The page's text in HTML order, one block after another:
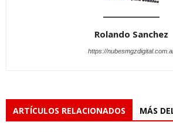
Rolando Sanchez
https://
ARTÍCULOS RELACIONADOS MÁS